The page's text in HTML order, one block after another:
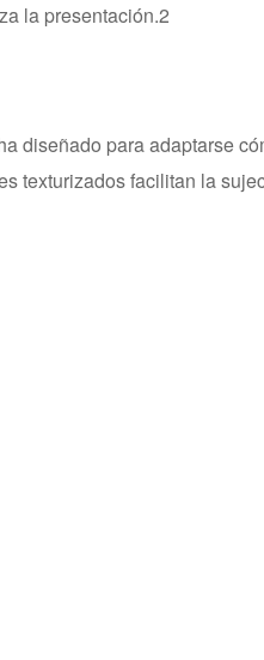
la presentación.2
diseñado para adaptarse
texturizados facilitan la